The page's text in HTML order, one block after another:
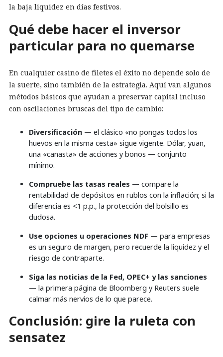
la baja liquidez en días festivos.
Qué debe hacer el inversor
particular para no quemarse
En cualquier casino de filetes el éxito no depende solo de
la suerte, sino también de la estrategia. Aquí van algunos
métodos básicos que ayudan a preservar capital incluso
con oscilaciones bruscas del tipo de cambio:
Diversificación — el clásico «no pongas todos los
huevos en la misma cesta» sigue vigente. Dólar, yuan,
una «canasta» de acciones y bonos — conjunto
mínimo.
Compruebe las tasas reales — compare la
rentabilidad de depósitos en rublos con la inflación; si la
diferencia es <1 p.p., la protección del bolsillo es
dudosa.
Use opciones u operaciones NDF — para empresas
es un seguro de margen, pero recuerde la liquidez y el
riesgo de contraparte.
Siga las noticias de la Fed, OPEC+ y las sanciones
— la primera página de Bloomberg y Reuters suele
calmar más nervios de lo que parece.
Conclusión: gire la ruleta con
sensatez